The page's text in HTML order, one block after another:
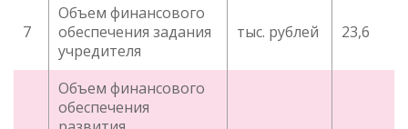
7
Объем финансового
обеспечения задания
учредителя
тыс. рублей 23,6
Объем финансового
обеспечения